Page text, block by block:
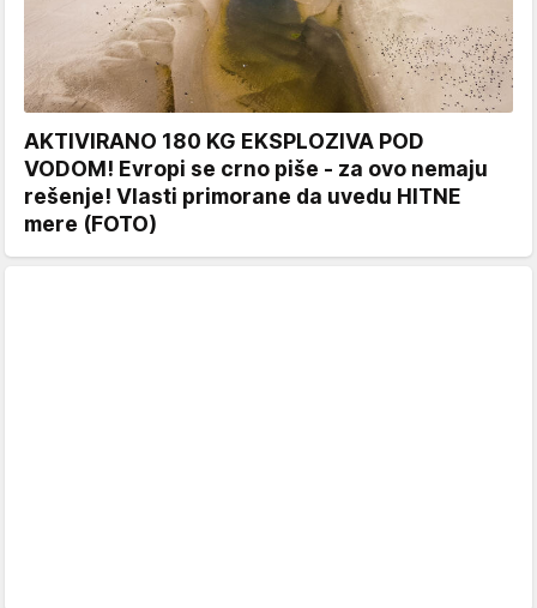
AKTIVIRANO 180 KG EKSPLOZIVA POD
VODOM! Evropi se crno piše - za ovo nemaju
rešenje! Vlasti primorane da uvedu HITNE
mere (FOTO)